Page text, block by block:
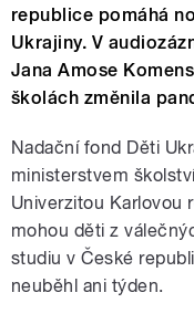
republice pomáhá
Ukrajiny. V
Jana Amose
školách změnila
Nadační fond Děti
ministerstvem
Univerzitou Karlovou
mohou děti z
studiu v České
neuběhl ani týden.